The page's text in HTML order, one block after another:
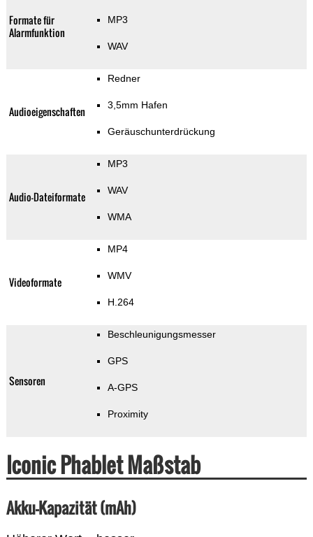
Formate für
Alarmfunktion
MP3
WAV
Audioeigenschaften
Redner
3,5mm Hafen
Geräuschunterdrückung
Audio-Dateiformate
MP3
WAV
WMA
Videoformate
MP4
WMV
H.264
Sensoren
Beschleunigungsmesser
GPS
A-GPS
Proximity
Iconic Phablet Maßstab
Akku-Kapazität (mAh)